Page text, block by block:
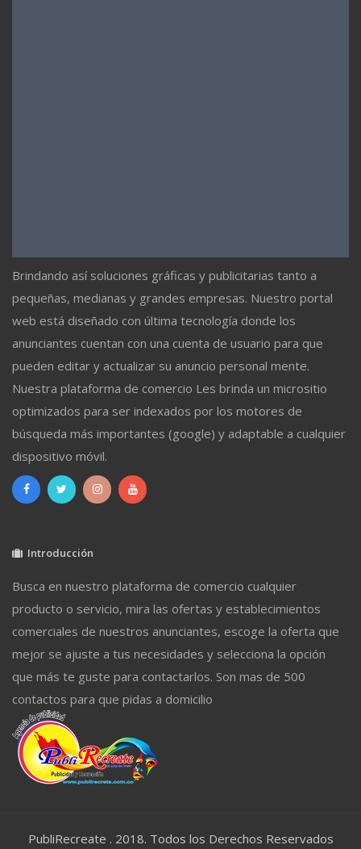
Brindando así soluciones gráficas y publicitarias tanto a
pequeñas, medianas y grandes empresas. Nuestro portal
web está diseñado con última tecnología donde los
anunciantes cuentan con una cuenta de usuario para que
pueden editar y actualizar su anuncio personal mente.
Nuestra plataforma de comercio Les brinda un micrositio
optimizados para ser indexados por los motores de
búsqueda más importantes (google) y adaptable a cualquier
dispositivo móvil.
Introducción
Busca en nuestro plataforma de comercio cualquier
producto o servicio, mira las ofertas y establecimientos
comerciales de nuestros anunciantes, escoge la oferta que
mejor se ajuste a tus necesidades y selecciona la opción
que más te guste para contactarlos. Son mas de 500
contactos para que pidas a domicilio
PubliRecreate . 2018. Todos los Derechos Reservados